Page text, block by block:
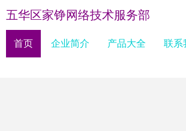
五华区家铮网络技术服务部
首页 企业简介 产品大全 联系